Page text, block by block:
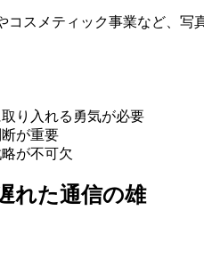
スメティック事業など、
り入れる勇気が必要
が重要
が不可欠
れた通信の雄